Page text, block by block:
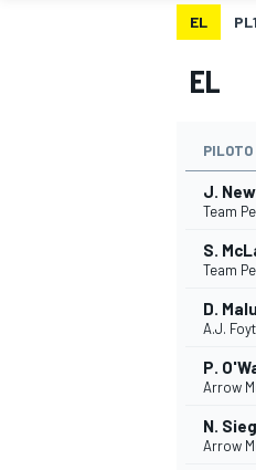
MOTOGP
EL PL1
EL
PILOTO
J.
Team
S.
Team
D.
A.J.
P.
Arrow
N.
Arrow